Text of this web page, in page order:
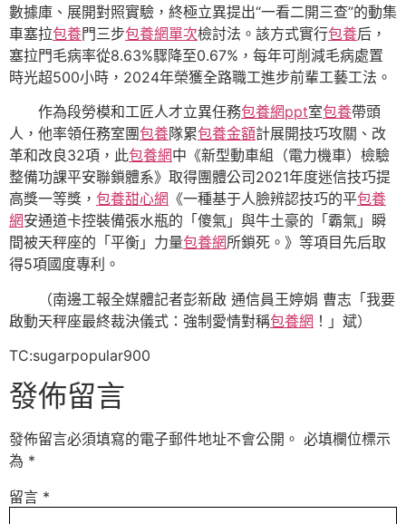
數據庫、展開對照實驗，終極立異提出“一看二開三查”的動集
車塞拉包養門三步包養網單次檢討法。該方式實行包養后，
塞拉門毛病率從8.63%驟降至0.67%，每年可削減毛病處置
時光超500小時，2024年榮獲全路職工進步前輩工藝工法。
作為段勞模和工匠人才立異任務包養網ppt室包養帶頭
人，他率領任務室團包養隊累包養金額計展開技巧攻關、改
革和改良32項，此包養網中《新型動車組（電力機車）檢驗
整備功課平安聯鎖體系》取得團體公司2021年度迷信技巧提
高獎一等獎， 包養甜心網 《一種基于人臉辨認技巧的平包養
網安通道卡控裝備張水瓶的「傻氣」與牛土豪的「霸氣」瞬
間被天秤座的「平衡」力量包養網所鎖死。》等項目先后取
得5項國度專利。
（南邊工報全媒體記者彭新啟 通信員王婷娟 曹志「我要
啟動天秤座最終裁決儀式：強制愛情對稱包養網 ！」斌）
TC:sugarpopular900
發佈留言
發佈留言必須填寫的電子郵件地址不會公開。 必填欄位標示
為 *
留言 *